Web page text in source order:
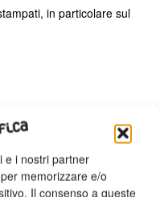
e i nostri partner
memorizzare e/o
Il consenso a queste
in particolare sul